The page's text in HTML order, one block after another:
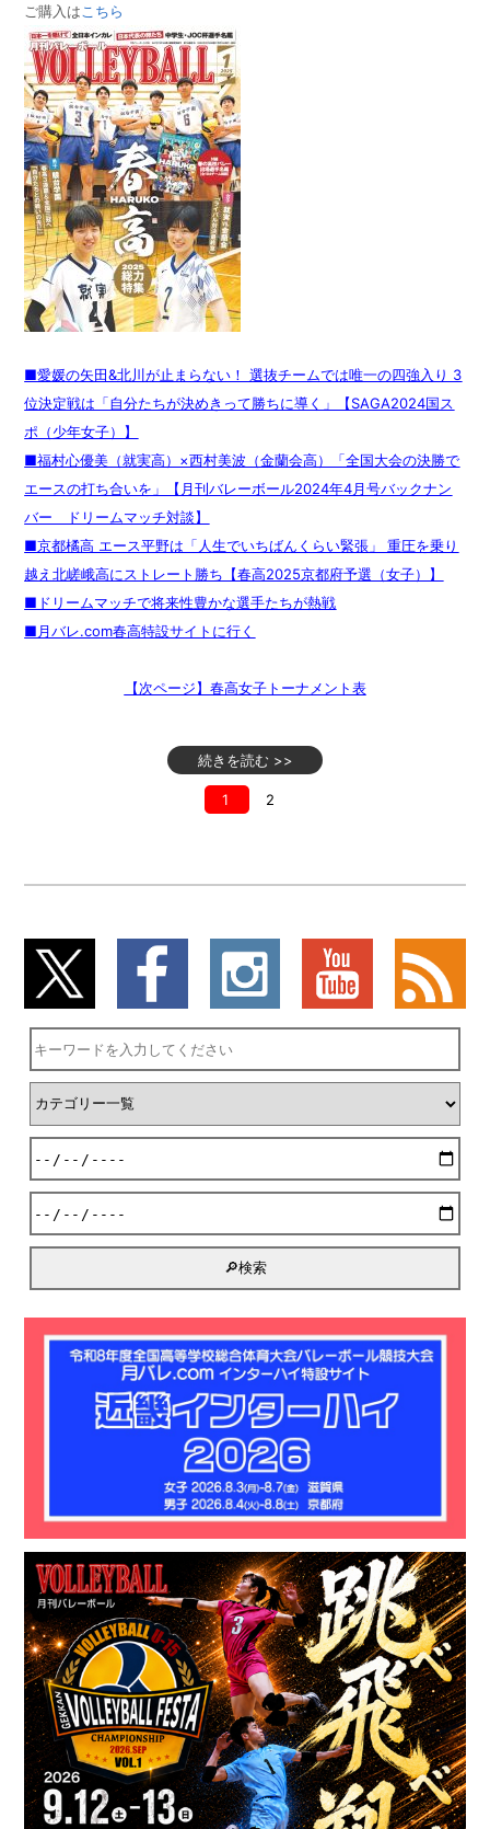
ご購入は こちら
■愛媛の矢田&北川が止まらない！ 選抜チームでは唯一の四強入り 3
位決定戦は「自分たちが決めきって勝ちに導く」【SAGA2024国ス
ポ（少年女子）】
■福村心優美（就実高）×西村美波（金蘭会高）「全国大会の決勝で
エースの打ち合いを」【月刊バレーボール2024年4月号バックナン
バー ドリームマッチ対談】
■京都橘高 エース平野は「人生でいちばんくらい緊張」 重圧を乗り
越え北嵯峨高にストレート勝ち【春高2025京都府予選（女子）】
■ドリームマッチで将来性豊かな選手たちが熱戦
■月バレ.com春高特設サイトに行く
【次ページ】春高女子トーナメント表
続きを読む >>
1 2